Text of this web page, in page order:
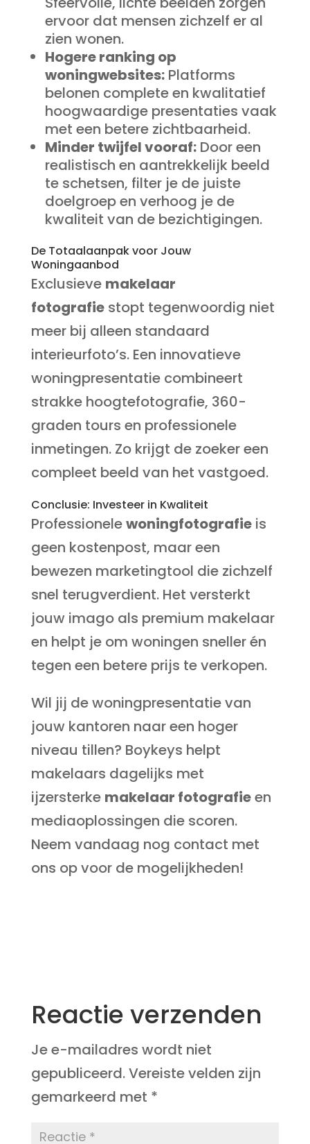
ervoor dat mensen zichzelf er al
zien wonen.
Hogere ranking op
woningwebsites: Platforms
belonen complete en kwalitatief
hoogwaardige presentaties vaak
met een betere zichtbaarheid.
Minder twijfel vooraf: Door een
realistisch en aantrekkelijk beeld
te schetsen, filter je de juiste
doelgroep en verhoog je de
kwaliteit van de bezichtigingen.
De Totaalaanpak voor Jouw
Woningaanbod
Exclusieve makelaar
fotografie stopt tegenwoordig niet
meer bij alleen standaard
interieurfoto’s. Een innovatieve
woningpresentatie combineert
strakke hoogtefotografie, 360-
graden tours en professionele
inmetingen. Zo krijgt de zoeker een
compleet beeld van het vastgoed.
Conclusie: Investeer in Kwaliteit
Professionelewoningfotografie is
geen kostenpost, maar een
bewezen marketingtool die zichzelf
snel terugverdient. Het versterkt
jouw imago als premium makelaar
en helpt je om woningen sneller én
tegen een betere prijs te verkopen.
Wil jij de woningpresentatie van
jouw kantoren naar een hoger
niveau tillen? Boykeys helpt
makelaars dagelijks met
ijzersterke makelaar fotografieen
mediaoplossingen die scoren.
Neem vandaag nog contact met
ons op voor de mogelijkheden!
Reactie verzenden
Je e-mailadres wordt niet
gepubliceerd.Vereiste velden zijn
gemarkeerd met *